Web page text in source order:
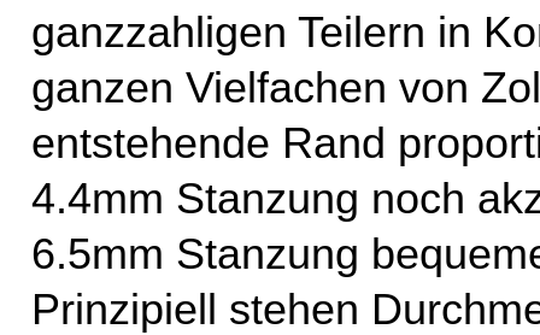
ganzzahligen Teilern in
ganzen Vielfachen von
entstehende Rand
4.4mm Stanzung noch
6.5mm Stanzung
Prinzipiell stehen